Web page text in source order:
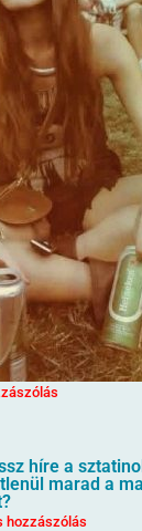
híre a
marad a
hozzászólás